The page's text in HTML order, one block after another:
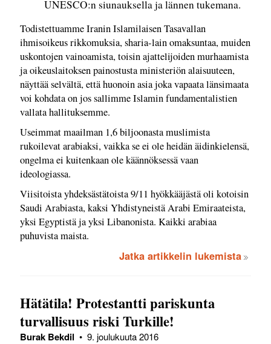
UNESCO:n siunauksella ja lännen tukemana.
Todistettuamme Iranin Islamilaisen Tasavallan
ihmisoikeus rikkomuksia, sharia-lain omaksuntaa, muiden
uskontojen vainoamista, toisin ajattelijoiden murhaamista
ja oikeuslaitoksen painostusta ministeriön alaisuuteen,
näyttää selvältä, että huonoin asia joka vapaata länsimaata
voi kohdata on jos sallimme Islamin fundamentalistien
vallata hallituksemme.
Useimmat maailman 1,6 biljoonasta muslimista
rukoilevat arabiaksi, vaikka se ei ole heidän äidinkielensä,
ongelma ei kuitenkaan ole käännöksessä vaan
ideologiassa.
Viisitoista yhdeksästätoista 9/11 hyökkääjästä oli kotoisin
Saudi Arabiasta, kaksi Yhdistyneistä Arabi Emiraateista,
yksi Egyptistä ja yksi Libanonista. Kaikki arabiaa
puhuvista maista.
Jatka artikkelin lukemista
Hätätila! Protestantti pariskunta
turvallisuus riski Turkille!
Burak Bekdil • 9. joulukuuta 2016